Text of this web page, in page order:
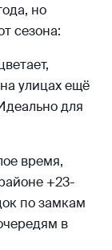
но
сезона:
улицах ещё
для
время,
+23-
по замкам
в